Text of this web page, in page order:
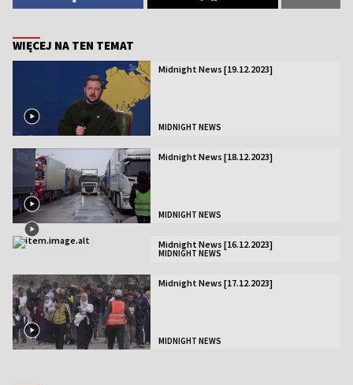
WIĘCEJ NA TEN TEMAT
Midnight News [19.12.2023]
MIDNIGHT NEWS
Midnight News [18.12.2023]
MIDNIGHT NEWS
Midnight News [16.12.2023]
MIDNIGHT NEWS
Midnight News [17.12.2023]
MIDNIGHT NEWS